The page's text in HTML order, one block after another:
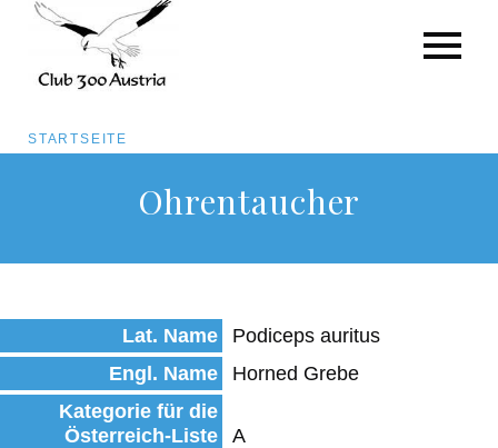
Inhalt
Pfadnavigation
STARTSEITE
Ohrentaucher
Lat. Name
Podiceps auritus
Engl. Name
Horned Grebe
Kategorie für die
Österreich-Liste
A